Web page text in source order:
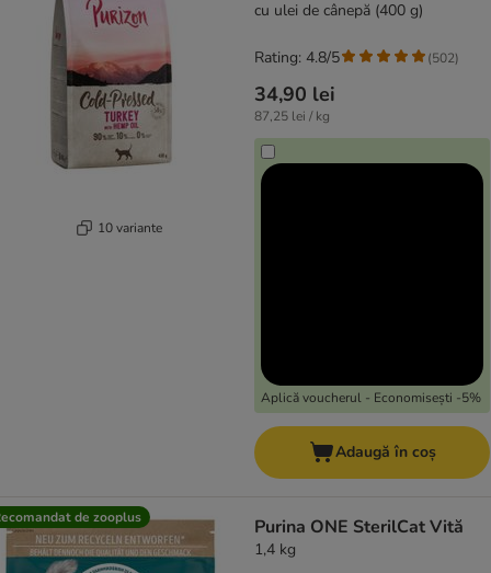
10 variante
cu ulei de cânepă (400 g)
34,90 lei
87,25 lei / kg
Aplică voucherul - Economisești -5%
Rating: 4.8/5 (502)
Adaugă în coș
de zooplus Purina ONE SterilCat Vită
1,4 kg